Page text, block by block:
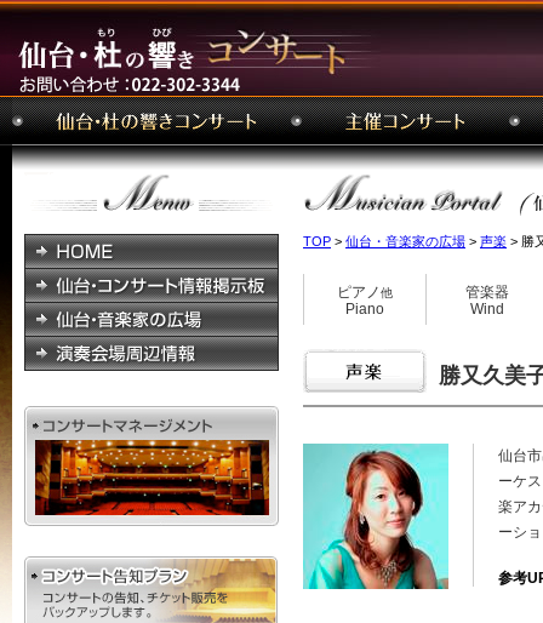
TOP > 仙台・音楽家の広場 > 声楽 >
ピアノ他
Piano
管楽器
Wind
勝又
仙台
ーケ
楽ア
ーシ
参考